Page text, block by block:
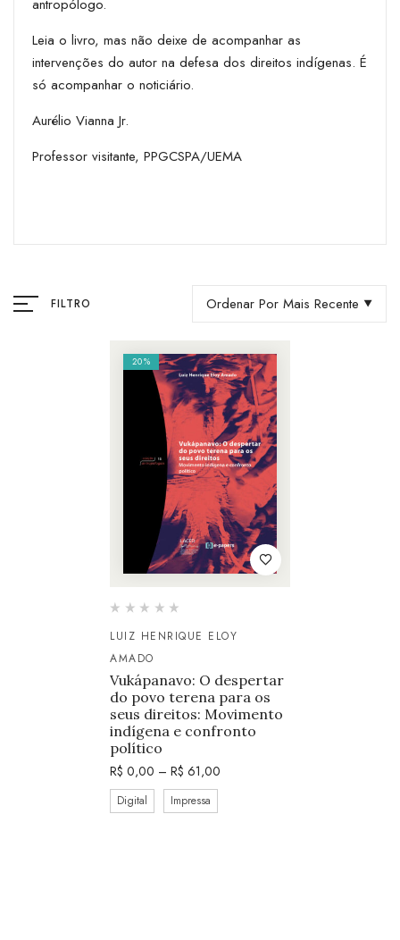
antropólogo.
Leia o livro, mas não deixe de acompanhar as
intervenções do autor na defesa dos direitos indígenas. É
só acompanhar o noticiário.
Aurélio Vianna Jr.
Professor visitante, PPGCSPA/UEMA
FILTRO Ordenar Por Mais Recente
20%
LUIZ HENRIQUE ELOY
AMADO
Vukápanavo: O despertar
do povo terena para os
seus direitos: Movimento
indígena e confronto
político
R$ 0,00 – R$ 61,00
Digital Impressa